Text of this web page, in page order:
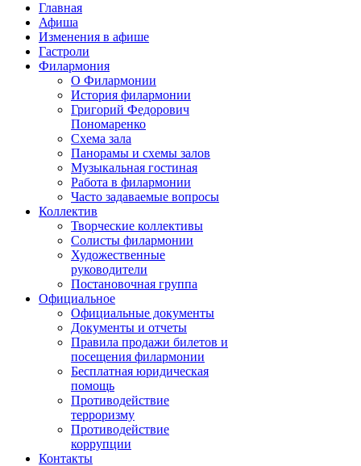
Главная
Афиша
Изменения в афише
Гастроли
Филармония
О Филармонии
История филармонии
Григорий Федорович
Пономаренко
Схема зала
Панорамы и схемы залов
Музыкальная гостиная
Работа в филармонии
Часто задаваемые вопросы
Коллектив
Творческие коллективы
Солисты филармонии
Художественные
руководители
Постановочная группа
Официальное
Официальные документы
Документы и отчеты
Правила продажи билетов и
посещения филармонии
Бесплатная юридическая
помощь
Противодействие
терроризму
Противодействие
коррупции
Контакты